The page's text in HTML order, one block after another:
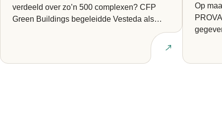
verdeeld over zo’n 500 complexen? CFP
Green Buildings begeleidde Vesteda als
Lees artikel
Op